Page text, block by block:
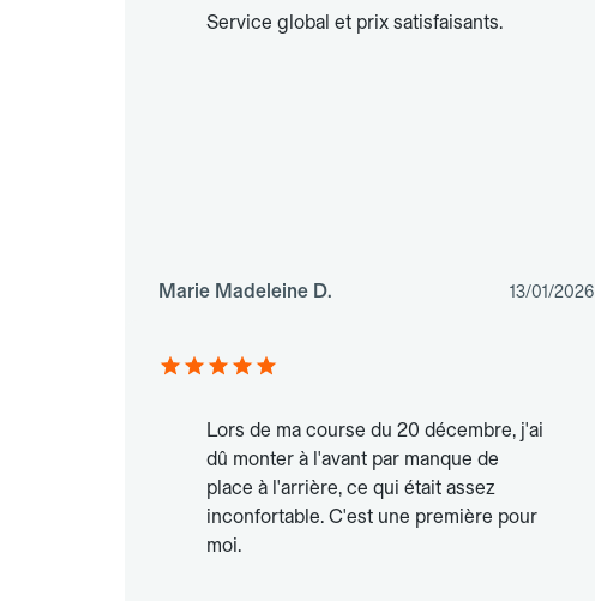
Service global et prix satisfaisants.
Marie Madeleine D. 13/01/2026
Lors de ma course du 20 décembre, j'ai
dû monter à l'avant par manque de
place à l'arrière, ce qui était assez
inconfortable. C'est une première pour
moi.